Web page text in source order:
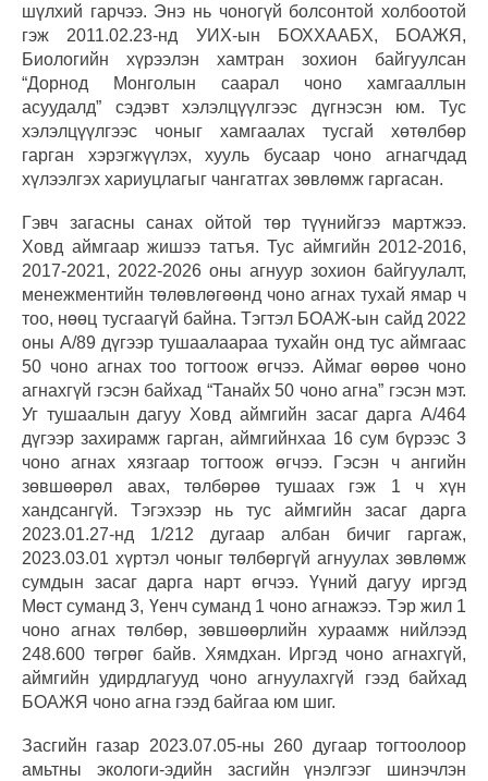
шүлхий гарчээ. Энэ нь чоногүй болсонтой холбоотой
гэж 2011.02.23-нд УИХ-ын БОХХААБХ, БОАЖЯ,
Биологийн хүрээлэн хамтран зохион байгуулсан
“Дорнод Монголын саарал чоно хамгааллын
асуудалд” сэдэвт хэлэлцүүлгээс дүгнэсэн юм. Тус
хэлэлцүүлгээс чоныг хамгаалах тусгай хөтөлбөр
гарган хэрэгжүүлэх, хууль бусаар чоно агнагчдад
хүлээлгэх хариуцлагыг чангатгах зөвлөмж гаргасан.
Гэвч загасны санах ойтой төр түүнийгээ мартжээ.
Ховд аймгаар жишээ татъя. Тус аймгийн 2012-2016,
2017-2021, 2022-2026 оны агнуур зохион байгуулалт,
менежментийн төлөвлөгөөнд чоно агнах тухай ямар ч
тоо, нөөц тусгаагүй байна. Тэгтэл БОАЖ-ын сайд 2022
оны А/89 дүгээр тушаалаараа тухайн онд тус аймгаас
50 чоно агнах тоо тогтоож өгчээ. Аймаг өөрөө чоно
агнахгүй гэсэн байхад “Танайх 50 чоно агна” гэсэн мэт.
Уг тушаалын дагуу Ховд аймгийн засаг дарга А/464
дүгээр захирамж гарган, аймгийнхаа 16 сум бүрээс 3
чоно агнах хязгаар тогтоож өгчээ. Гэсэн ч ангийн
зөвшөөрөл авах, төлбөрөө тушаах гэж 1 ч хүн
хандсангүй. Тэгэхээр нь тус аймгийн засаг дарга
2023.01.27-нд 1/212 дугаар албан бичиг гаргаж,
2023.03.01 хүртэл чоныг төлбөргүй агнуулах зөвлөмж
сумдын засаг дарга нарт өгчээ. Үүний дагуу иргэд
Мөст суманд 3, Үенч суманд 1 чоно агнажээ. Тэр жил 1
чоно агнах төлбөр, зөвшөөрлийн хураамж нийлээд
248.600 төгрөг байв. Хямдхан. Иргэд чоно агнахгүй,
аймгийн удирдлагууд чоно агнуулахгүй гээд байхад
БОАЖЯ чоно агна гээд байгаа юм шиг.
Засгийн газар 2023.07.05-ны 260 дугаар тогтоолоор
амьтны экологи-эдийн засгийн үнэлгээг шинэчлэн